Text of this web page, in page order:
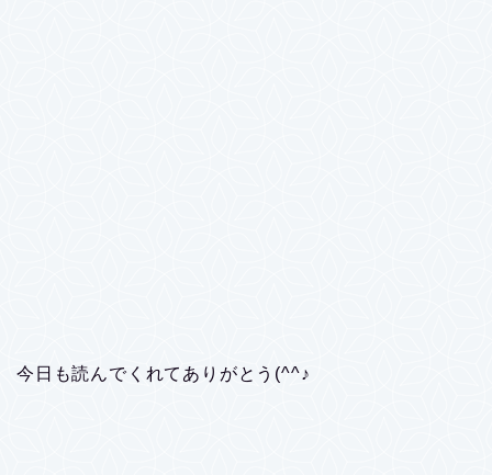
今日も読んでくれてありがとう(^^♪